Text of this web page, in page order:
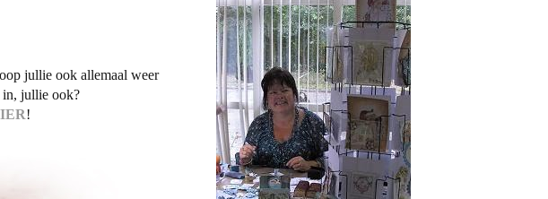
jullie ook allemaal weer
in, jullie ook?
!